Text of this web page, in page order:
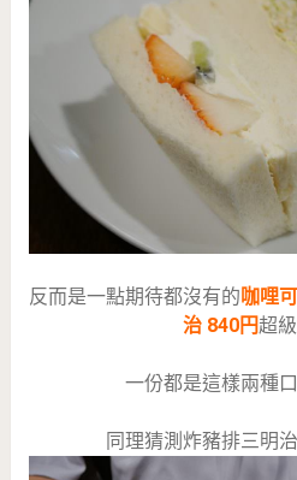
反而是一點期待都沒有的咖哩
治 840円超
一份都是這樣兩種
同理猜測炸豬排三明